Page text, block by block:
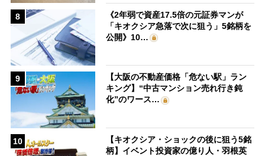
8
《2年弱で資産17.5倍の元証券マンが
「キオクシア急落で次に狙う」5銘柄を
公開》10…
9
【大阪の不動産価格「危ない駅」ラン
キング】“中古マンション売れ行き鈍
化”のワース…
10
【キオクシア・ショックの後に狙う5銘
柄】イベント投資家の億り人・羽根英